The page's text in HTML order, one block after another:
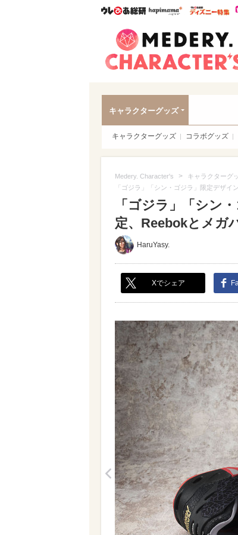
ウレぴあ総研ハピママ*
キャラクターグッズ
キャラクターグッズ コラボグッズ
Medery. Character's > キャラクターグ
「ゴジラ」「シン・ゴジラ」限定デザ
「ゴジラ」「シン
定、Reebokとメガ
HaruYasy.
Xでシェア